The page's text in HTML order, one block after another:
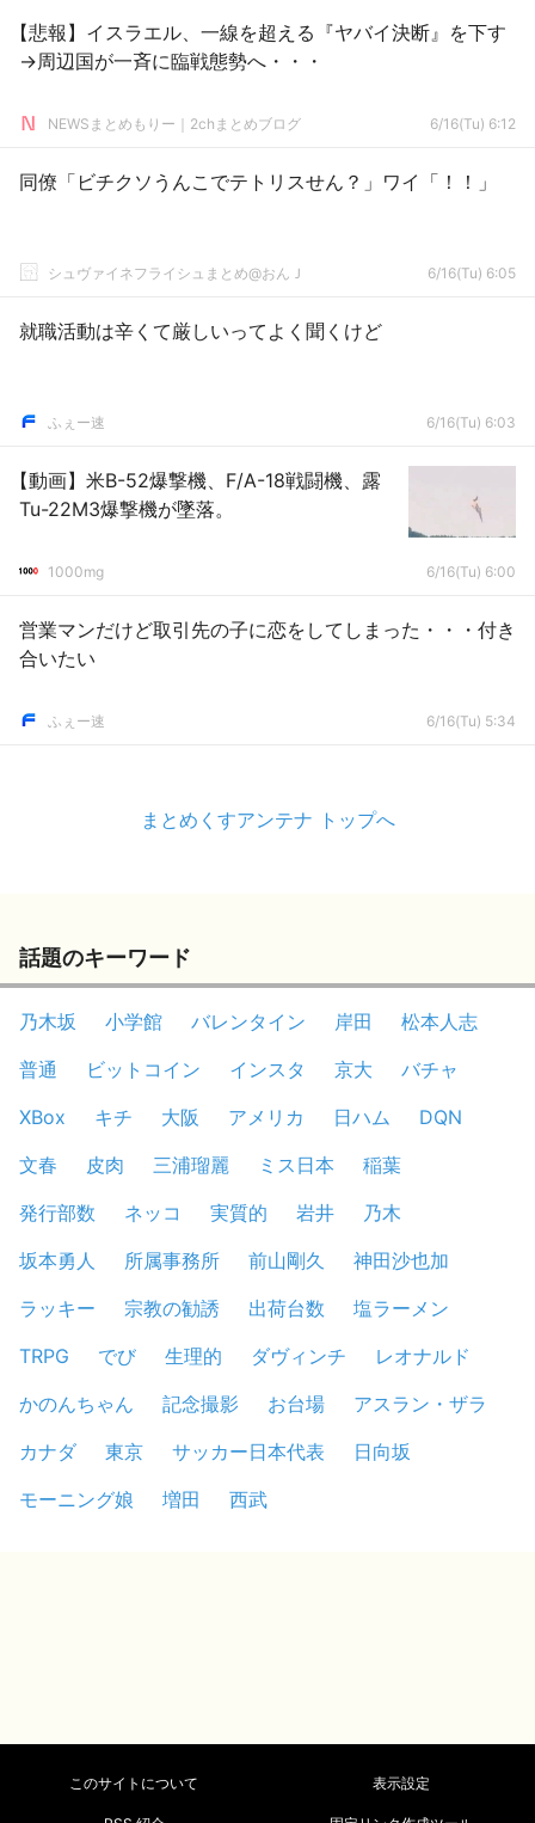
【悲報】イスラエル、一線を超える『ヤバイ決断』を下す
→周辺国が一斉に臨戦態勢へ・・・
NEWSまとめもりー｜2chまとめブログ 6/16(Tu) 6:12
同僚「ビチクソうんこでテトリスせん？」ワイ「！！」
シュヴァイネフライシュまとめ@おんＪ 6/16(Tu) 6:05
就職活動は辛くて厳しいってよく聞くけど
ふぇー速 6/16(Tu) 6:03
【動画】米B-52爆撃機、F/A-18戦闘機、露
Tu-22M3爆撃機が墜落。
1000mg 6/16(Tu) 6:00
営業マンだけど取引先の子に恋をしてしまった・・・付き
合いたい
ふぇー速 6/16(Tu) 5:34
まとめくすアンテナ トップへ
話題のキーワード
乃木坂 小学館 バレンタイン 岸田
松本人志
普通
ビットコイン インスタ 京大
バチャ
XBox
キチ 大阪 アメリカ 日ハム
DQN
文春
皮肉 三浦瑠麗 ミス日本
稲葉
発行部数
ネッコ 実質的 岩井
乃木
坂本勇人
所属事務所 前山剛久
神田沙也加
ラッキー
宗教の勧誘 出荷台数
塩ラーメン
TRPG
でび 生理的 ダヴィンチ
レオナルド
かのんちゃん
記念撮影 お台場
アスラン・ザラ
カナダ
東京 サッカー日本代表
日向坂
モーニング娘
増田 西武
このサイトについて 表示設定